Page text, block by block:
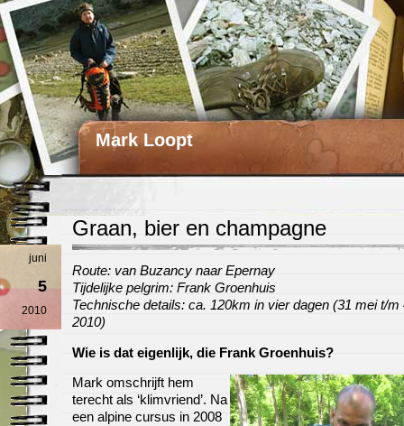
Mark Loopt
Graan, bier en champagne
juni
5
2010
Route: van Buzancy naar Epernay
Tijdelijke pelgrim: Frank Groenhuis
Technische details: ca. 120km in vier dagen (31 mei t/m
2010)
Wie is dat eigenlijk, die Frank Groenhuis?
Mark omschrijft hem
terecht als ‘klimvriend’. Na
een alpine cursus in 2008